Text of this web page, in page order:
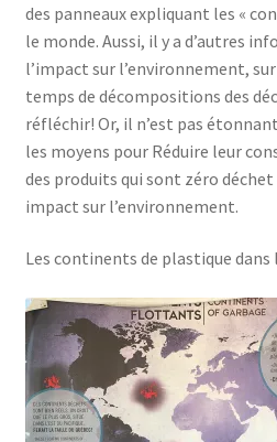
des panneaux expliquant les «
le monde. Aussi, il y a d’autres
l’impact sur l’environnement,
temps de décompositions des
réfléchir! Or, il n’est pas
les moyens pour Réduire leur
des produits qui sont zéro
impact sur l’environnement.
Les continents de plastique dans